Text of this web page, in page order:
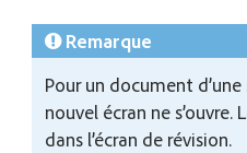
Remarque
Pour un document
nouvel écran ne
dans l’écran de révision.